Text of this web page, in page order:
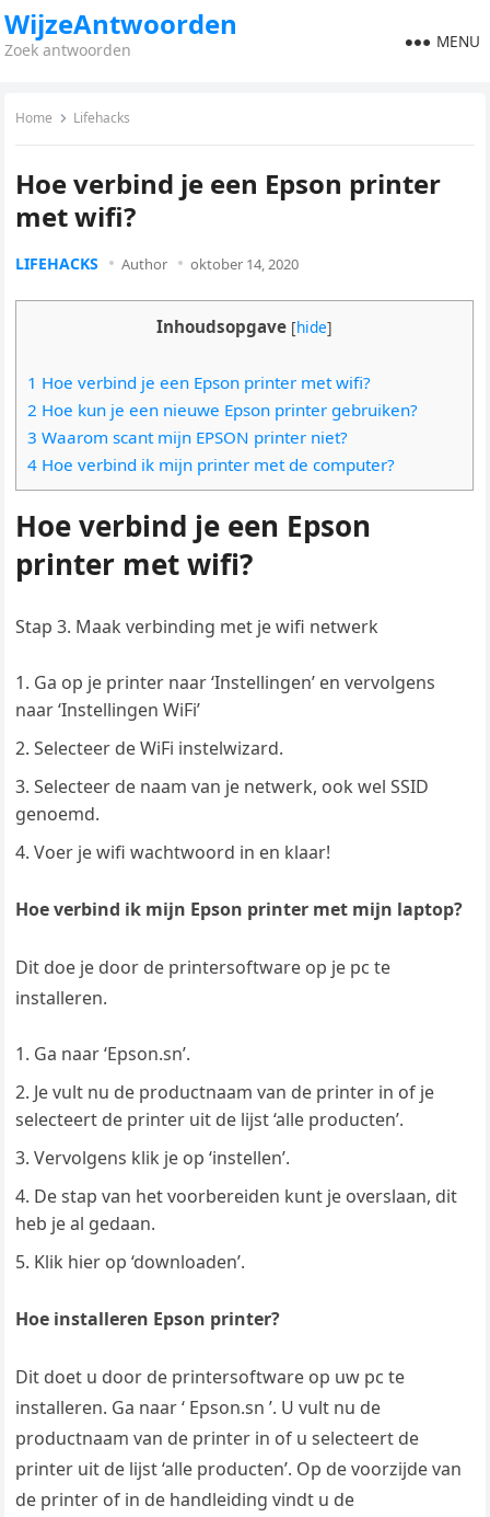
WijzeAntwoorden
Zoek antwoorden MENU
Home Lifehacks
Hoe verbind je een Epson printer
met wifi?
LIFEHACKS Author oktober 14, 2020
Inhoudsopgave [hide]
1 Hoe verbind je een Epson printer met wifi?
2 Hoe kun je een nieuwe Epson printer gebruiken?
3 Waarom scant mijn EPSON printer niet?
4 Hoe verbind ik mijn printer met de computer?
Hoe verbind je een Epson
printer met wifi?
Stap 3. Maak verbinding met je wifi netwerk
Ga op je printer naar ‘Instellingen’ en vervolgens
naar ‘Instellingen WiFi’
Selecteer de WiFi instelwizard.
Selecteer de naam van je netwerk, ook wel SSID
genoemd.
Voer je wifi wachtwoord in en klaar!
Hoe verbind ik mijn Epson printer met mijn laptop?
Dit doe je door de printersoftware op je pc te
installeren.
Ga naar ‘Epson.sn’.
Je vult nu de productnaam van de printer in of je
selecteert de printer uit de lijst ‘alle producten’.
Vervolgens klik je op ‘instellen’.
De stap van het voorbereiden kunt je overslaan, dit
heb je al gedaan.
Klik hier op ‘downloaden’.
Hoe installeren Epson printer?
Dit doet u door de printersoftware op uw pc te
installeren. Ga naar ‘ Epson.sn ’. U vult nu de
productnaam van de printer in of u selecteert de
printer uit de lijst ‘alle producten’. Op de voorzijde van
de printer of in de handleiding vindt u de